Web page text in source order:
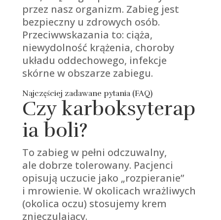
przez nasz organizm. Zabieg jest
bezpieczny u zdrowych osób.
Przeciwwskazania to: ciąża,
niewydolność krążenia, choroby
układu oddechowego, infekcje
skórne w obszarze zabiegu.
Najczęściej zadawane pytania (FAQ)
Czy karboksyterap
ia boli?
To zabieg w pełni odczuwalny,
ale dobrze tolerowany. Pacjenci
opisują uczucie jako „rozpieranie”
i mrowienie. W okolicach wrażliwych
(okolica oczu) stosujemy krem
znieczulający.